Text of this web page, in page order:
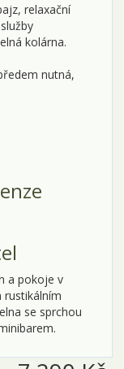
relaxační
kolárna.
nutná,
a pokoje v
rustikálním
se sprchou